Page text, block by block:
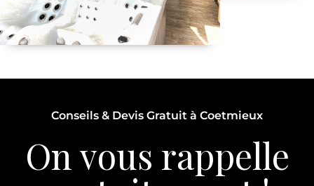
Conseils & Devis Gratuit à Coetmieux
On vous rappelle